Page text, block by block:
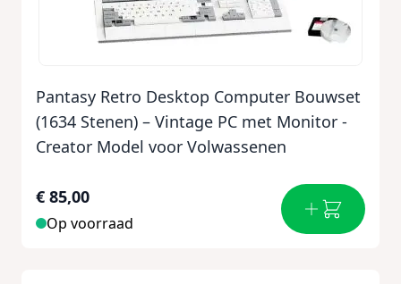
Pantasy Retro Desktop Computer Bouwset
(1634 Stenen) – Vintage PC met Monitor -
Creator Model voor Volwassenen
€ 85,00
Op voorraad